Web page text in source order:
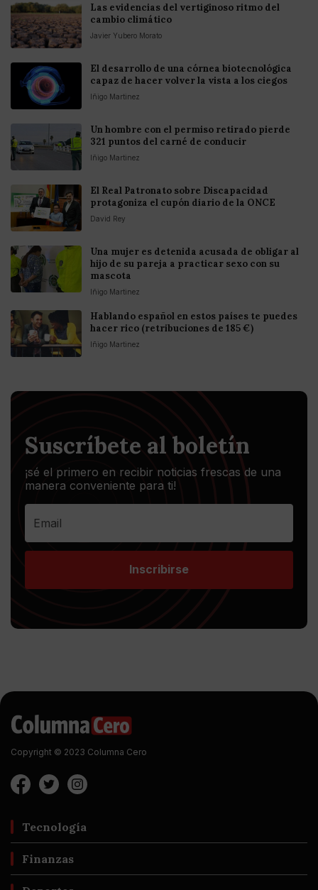
Las evidencias del vertiginoso ritmo del
cambio climático
Javier Yubero Morato
El desarrollo de una córnea biotecnológica
capaz de hacer volver la vista a los ciegos
Iñigo Martinez
Un hombre con el permiso retirado pierde
321 puntos del carné de conducir
Iñigo Martinez
El Real Patronato sobre Discapacidad
protagoniza el cupón diario de la ONCE
David Rey
Una mujer es detenida acusada de obligar al
hijo de su pareja a practicar sexo con su
mascota
Iñigo Martinez
Hablando español en estos países te puedes
hacer rico (retribuciones de 185 €)
Iñigo Martinez
Suscríbete al boletín
¡sé el primero en recibir noticias frescas de una
manera conveniente para ti!
Inscribirse
Copyright © 2023 Columna Cero
Tecnología
Finanzas